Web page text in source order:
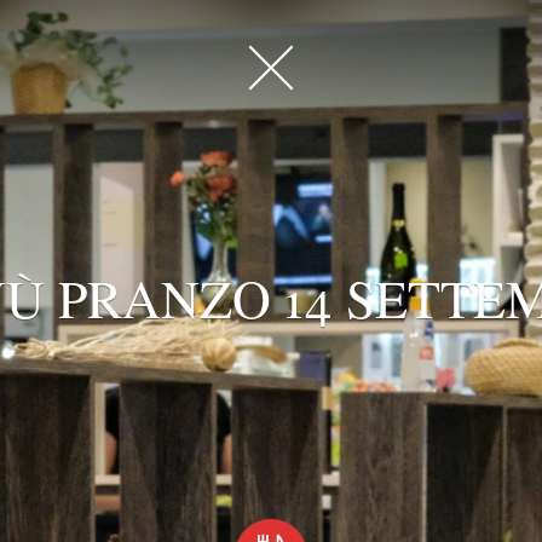
PRANZO 14